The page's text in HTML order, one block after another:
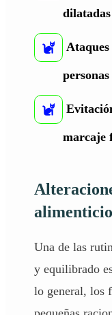
marcaje
Una de las
y equilibrado
lo general, los